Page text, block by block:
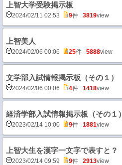
上智大学受験掲示板
2024/02/11 02:53 9件 3819view
上智美人
2024/02/06 00:06 25件 5888view
文学部入試情報掲示板（その１）
2024/02/06 00:06 4件 1418view
経済学部入試情報掲示板（その１）
2023/02/14 10:00 9件 1881view
上智大生を漢字一文字で表すと？
2023/02/14 09:59 9件 2913view